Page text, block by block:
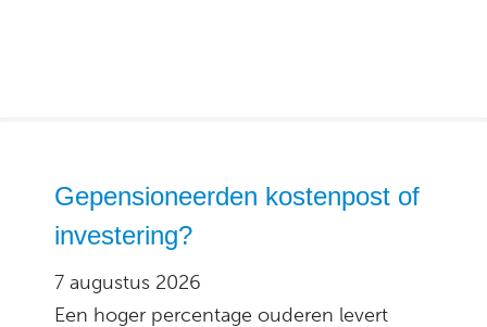
Gepensioneerden kostenpost of
investering?
7 augustus 2026
Een hoger percentage ouderen levert